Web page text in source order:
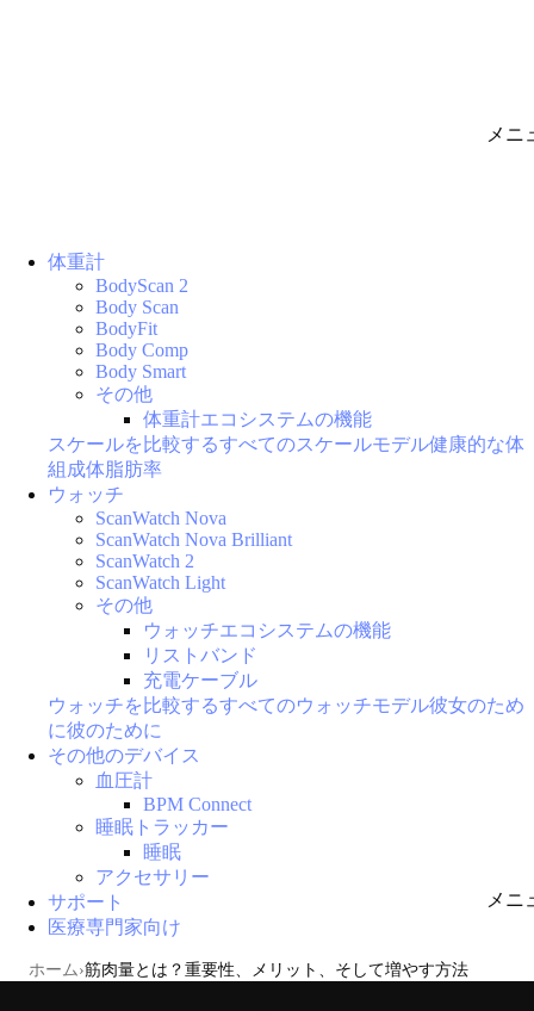
メニ
メニ
体重計
BodyScan 2
Body Scan
BodyFit
Body Comp
Body Smart
その他
体重計エコシステムの機能
スケールを比較するすべてのスケールモデル健康的な体
組成体脂肪率
ウォッチ
ScanWatch Nova
ScanWatch Nova Brilliant
ScanWatch 2
ScanWatch Light
その他
ウォッチエコシステムの機能
リストバンド
充電ケーブル
ウォッチを比較するすべてのウォッチモデル彼女のため
に彼のために
その他のデバイス
血圧計
BPM Connect
睡眠トラッカー
睡眠
アクセサリー
サポート
医療専門家向け
ホーム 筋肉量とは？重要性、メリット、そして増やす方法